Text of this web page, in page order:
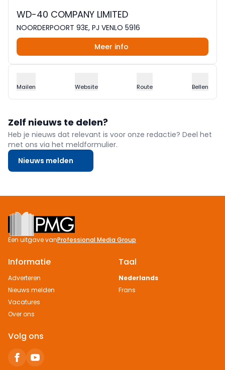
WD-40 COMPANY LIMITED
NOORDERPOORT 93E, PJ VENLO 5916
Meer info
Mailen Website Route Bellen
Zelf nieuws te delen?
Heb je nieuws dat relevant is voor onze redactie? Deel het
met ons via het meldformulier.
Nieuws melden
Footer
Een uitgave vanProfessional Media Group
Informatie
Adverteren
Nieuws melden
Vacatures
Over ons
Taal
Nederlands
Frans
Volg ons